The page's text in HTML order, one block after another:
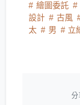
繪圖委託
設計
古風
太
男 立
分